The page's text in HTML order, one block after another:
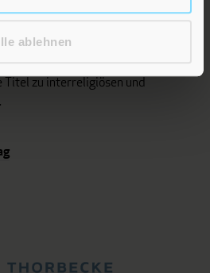
ablehnenFächern der Theologie, vor
Titel zu interreligiösen und